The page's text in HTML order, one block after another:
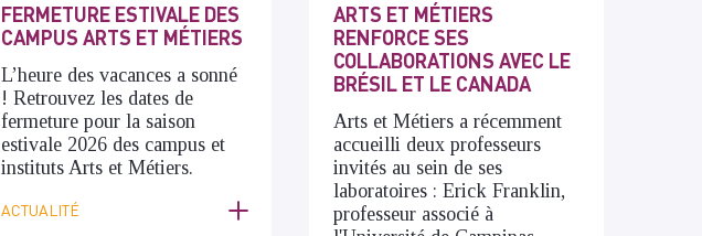
FERMETURE ESTIVALE DES
CAMPUS ARTS ET MÉTIERS
L’heure des vacances a sonné
! Retrouvez les dates de
fermeture pour la saison
estivale 2026 des campus et
instituts Arts et Métiers.
ACTUALITÉ
ARTS ET MÉTIERS
RENFORCE SES
COLLABORATIONS AVEC LE
BRÉSIL ET LE CANADA
Arts et Métiers a récemment
accueilli deux professeurs
invités au sein de ses
laboratoires : Erick Franklin,
professeur associé à